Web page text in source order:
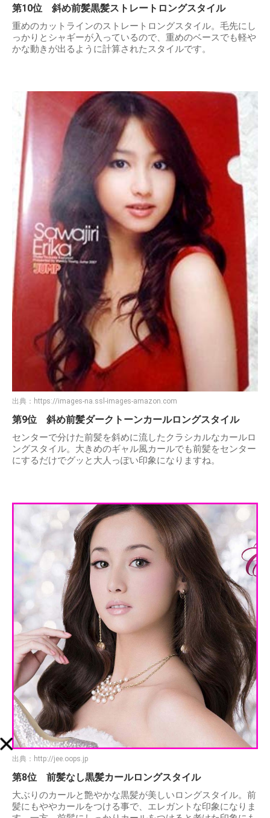
第10位 斜め前髪黒髪ストレートロングスタイル
重めのカットラインのストレートロングスタイル。毛先にし
っかりとシャギーが入っているので、重めのベースでも軽や
かな動きが出るように計算されたスタイルです。
出典： https://images-na.ssl-images-amazon.com
第9位 斜め前髪ダークトーンカールロングスタイル
センターで分けた前髪を斜めに流したクラシカルなカールロ
ングスタイル。大きめのギャル風カールでも前髪をセンター
にするだけでグッと大人っぽい印象になりますね。
出典： http://jee.oops.jp
第8位 前髪なし黒髪カールロングスタイル
大ぶりのカールと艶やかな黒髪が美しいロングスタイル。前
髪にもややカールをつける事で、エレガントな印象になりま